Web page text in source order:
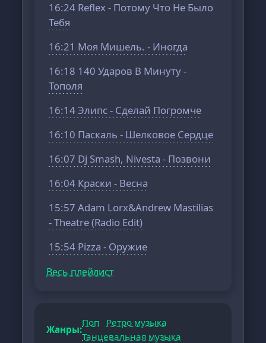
16:24 Reflex - Потому Что Не Было
Тебя
16:21 Моя Мишель. - Иногда
16:18 140 Ударов В Минуту -
Тополя
16:14 Элипс - Сделай Погромче
16:10 Паскаль - Шелковое Сердце
16:07 Dj Smash, Nivesta - Позвони
16:04 Краски - Весна
15:57 Adam Lorx&Andrew Mastilias
- Theatre (Radio Edit)
15:54 Pizza - Оружие
Весь плейлист
Жанры:
Поп
Ретро музыка
Танцевальная музыка